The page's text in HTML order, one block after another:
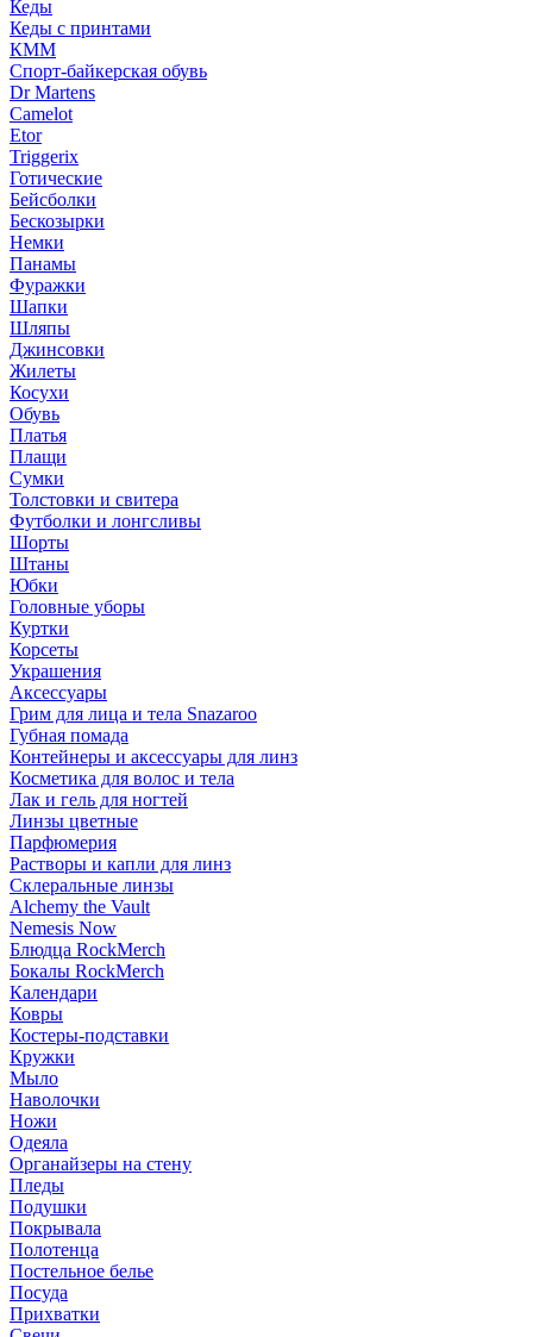
Кеды
Кеды с принтами
КММ
Спорт-байкерская обувь
Dr Martens
Camelot
Etor
Triggerix
Готические
Бейсболки
Бескозырки
Немки
Панамы
Фуражки
Шапки
Шляпы
Джинсовки
Жилеты
Косухи
Обувь
Платья
Плащи
Сумки
Толстовки и свитера
Футболки и лонгсливы
Шорты
Штаны
Юбки
Головные уборы
Куртки
Корсеты
Украшения
Аксессуары
Грим для лица и тела Snazaroo
Губная помада
Контейнеры и аксессуары для линз
Косметика для волос и тела
Лак и гель для ногтей
Линзы цветные
Парфюмерия
Растворы и капли для линз
Склеральные линзы
Alchemy the Vault
Nemesis Now
Блюдца RockMerch
Бокалы RockMerch
Календари
Ковры
Костеры-подставки
Кружки
Мыло
Наволочки
Ножи
Одеяла
Органайзеры на стену
Пледы
Подушки
Покрывала
Полотенца
Постельное белье
Посуда
Прихватки